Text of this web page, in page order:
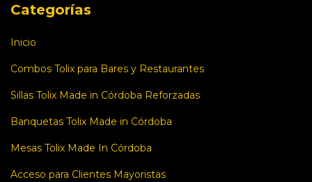
Categorías
Inicio
Combos Tolix para Bares y Restaurantes
Sillas Tolix Made in Córdoba Reforzadas
Banquetas Tolix Made in Córdoba
Mesas Tolix Made In Córdoba
Acceso para Clientes Mayoristas